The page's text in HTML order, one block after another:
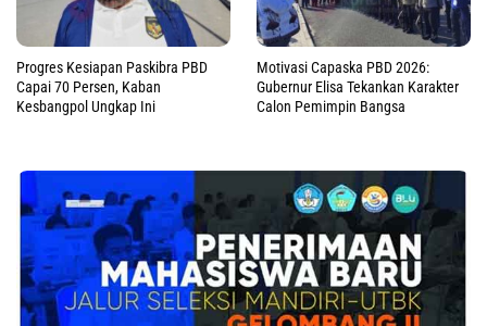
Progres Kesiapan Paskibra PBD
Capai 70 Persen, Kaban
Kesbangpol Ungkap Ini
Motivasi Capaska PBD 2026:
Gubernur Elisa Tekankan Karakter
Calon Pemimpin Bangsa